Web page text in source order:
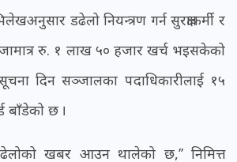
डढेलो नियन्त्रण गर्न सुरक्षाकर्मी र
रु. १ लाख ५० हजार खर्च भइसकेको
दिन सञ्जालका पदाधिकारीलाई १५
बाँडेको छ ।
खबर आउन थालेको छ,’’ निमित्त